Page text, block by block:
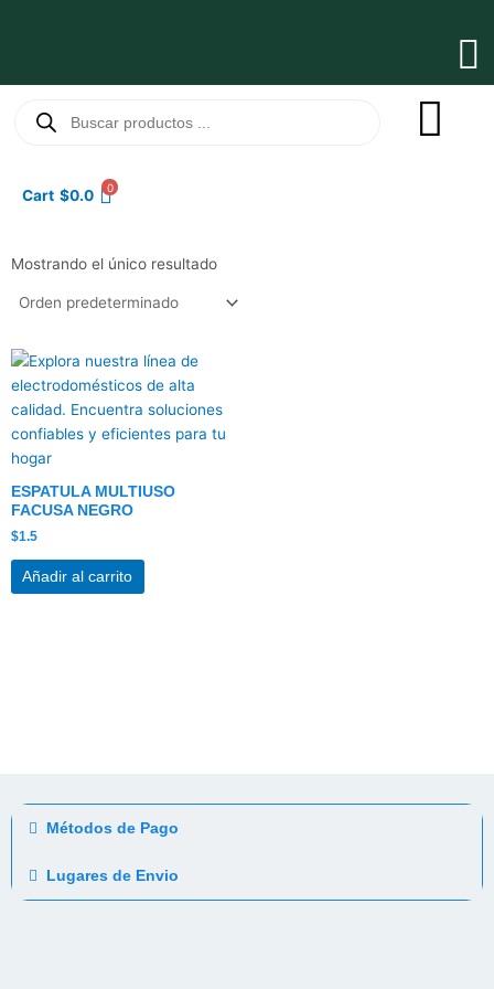
productos
Cart $0.0 0
Mostrando el único resultado
ESPATULA MULTIUSO
FACUSA NEGRO
$1.5
Añadir al carrito
Métodos de Pago
Lugares de Envio